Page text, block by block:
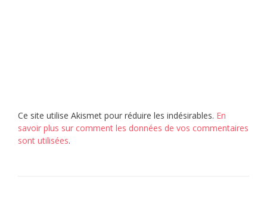
Ce site utilise Akismet pour réduire les indésirables. En
savoir plus sur comment les données de vos commentaires
sont utilisées.